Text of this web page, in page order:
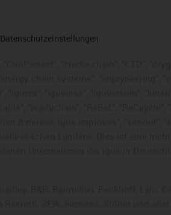
Datenschutzeinstellungen